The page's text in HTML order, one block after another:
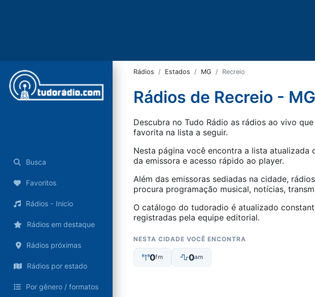
Busca
Favoritos
Rádios - Inicio
Rádios em destaque
Rádios próximas
Rádios por estado
Por gênero / formatos
Rádios Estados MG Recreio
Rádios de Recreio - MG
Descubra no Tudo Rádio as rádios ao vivo
favorita na lista a seguir.
Nesta página você encontra a lista atualizada
da emissora e acesso rápido ao player.
Além das emissoras sediadas na cidade,
procura programação musical, notícias,
O catálogo do tudoradio é atualizado
registradas pela equipe editorial.
NESTA CIDADE VOCÊ ENCONTRA
0fm 0am